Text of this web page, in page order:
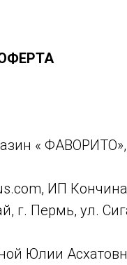
«
ИП
г. Пермь, ул.
Юлии